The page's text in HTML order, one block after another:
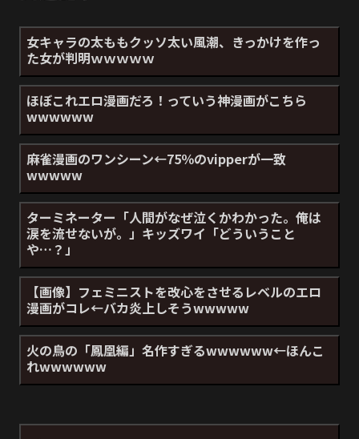
女キャラの太ももクッソ太い風潮、きっかけを作っ
た女が判明ｗｗｗｗｗ
ほぼこれエロ漫画だろ！っていう神漫画がこちら
wwwwww
麻雀漫画のワンシーン←75％のvipperが一致
wwwww
ターミネーター「人間がなぜ泣くかわかった。俺は
涙を流せないが。」キッズワイ「どういうこと
や…？」
【画像】フェミニストを改心をさせるレベルのエロ
漫画がコレ←バカ炎上しそうwwwww
火の鳥の「鳳凰編」名作すぎるwwwwww←ほんこ
れwwwwww